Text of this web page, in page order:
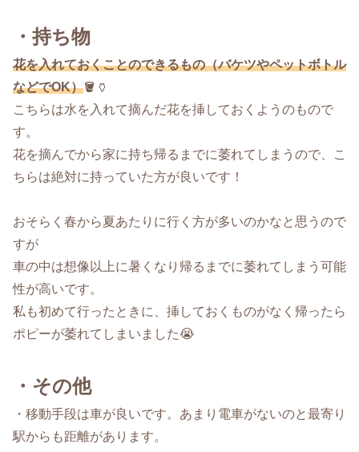
・持ち物
花を入れておくことのできるもの（バケツやペットボトル
などでOK）🪣🏺
こちらは水を入れて摘んだ花を挿しておくようのもので
す。
花を摘んでから家に持ち帰るまでに萎れてしまうので、こ
ちらは絶対に持っていた方が良いです！
おそらく春から夏あたりに行く方が多いのかなと思うので
すが
車の中は想像以上に暑くなり帰るまでに萎れてしまう可能
性が高いです。
私も初めて行ったときに、挿しておくものがなく帰ったら
ポピーが萎れてしまいました😭
・その他
・移動手段は車が良いです。あまり電車がないのと最寄り
駅からも距離があります。